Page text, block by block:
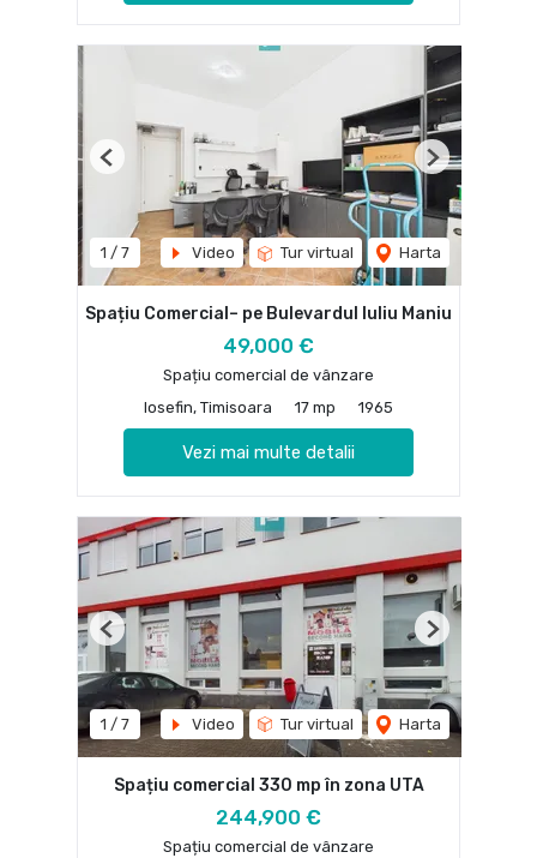
1 / 7 Video Tur virtual Harta
Previous Next
Spațiu Comercial– pe Bulevardul Iuliu Maniu
49,000 €
Spațiu comercial de vânzare
Iosefin, Timisoara
17 mp 1965
Vezi mai multe detalii
1 / 7 Video Tur virtual Harta
Previous Next
Spațiu comercial 330 mp în zona UTA
244,900 €
Spațiu comercial de vânzare